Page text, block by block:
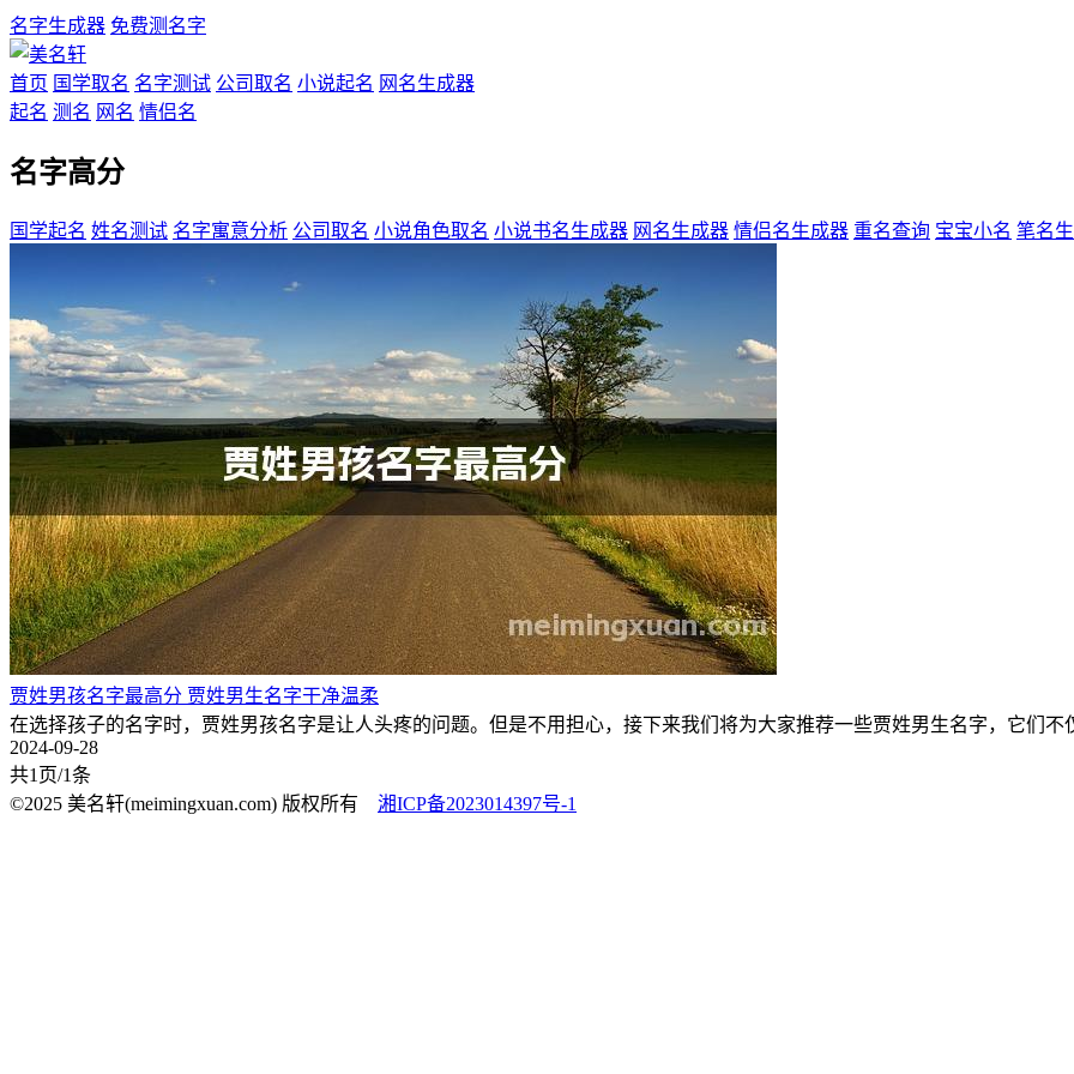
名字生成器 免费测名字
首页 国学取名 名字测试 公司取名 小说起名 网名生成器
起名 测名 网名 情侣名
名字高分
国学起名 姓名测试 名字寓意分析 公司取名 小说角色取名 小说书名生成器 网名生成器 情侣名生成器 重名查询 宝宝小名 笔名
贾姓男孩名字最高分 贾姓男生名字干净温柔
在选择孩子的名字时，贾姓男孩名字是让人头疼的问题。但是不用担心，接下来我们将为大家推荐一些贾姓男生名字，它们不
2024-09-28
共1页/1条
©2025 美名轩(meimingxuan.com) 版权所有 湘ICP备2023014397号-1